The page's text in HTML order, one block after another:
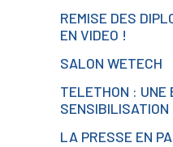
REMISE DES
EN VIDEO !
SALON WETECH
TELETHON : UNE
SENSIBILISATION
LA PRESSE EN